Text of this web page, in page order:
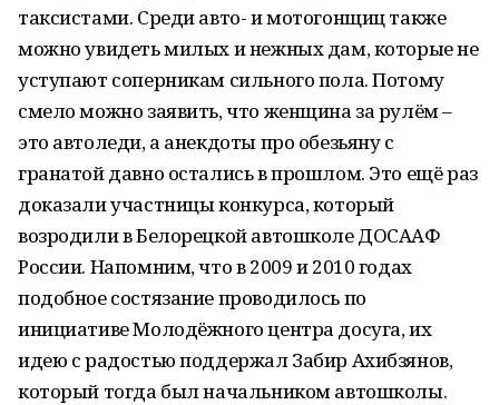
таксистами. Среди авто- и мотогонщиц также
можно увидеть милых и нежных дам, которые не
уступают соперникам сильного пола. Потому
смело можно заявить, что женщина за рулём –
это автоледи, а анекдоты про обезьяну с
гранатой давно остались в прошлом. Это ещё раз
доказали участницы конкурса, который
возродили в Белорецкой автошколе ДОСААФ
России. Напомним, что в 2009 и 2010 годах
подобное состязание проводилось по
инициативе Молодёжного центра досуга, их
идею с радостью поддержал Забир Ахибзянов,
который тогда был начальником автошколы.